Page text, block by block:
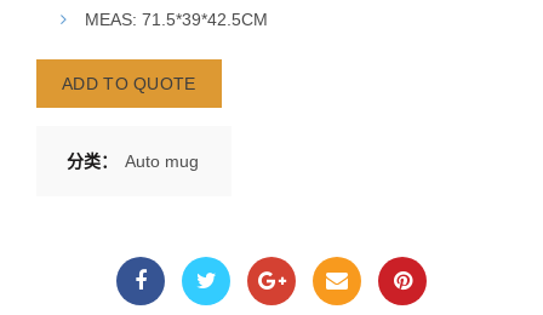
MEAS: 71.5*39*42.5CM
ADD TO QUOTE
分类： Auto mug